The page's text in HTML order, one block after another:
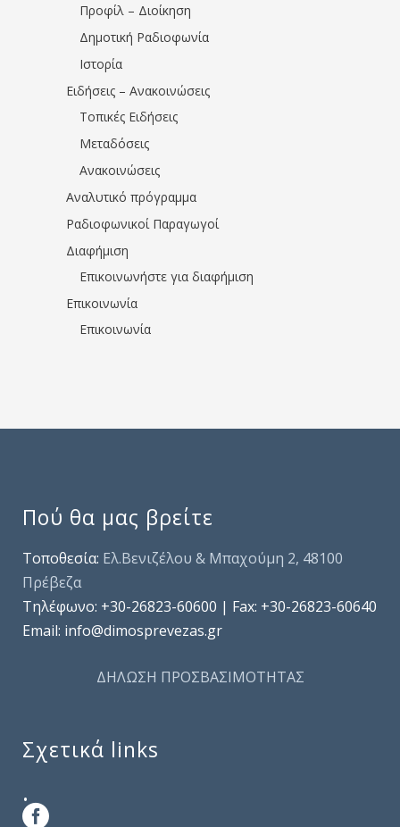
Προφίλ – Διοίκηση
Δημοτική Ραδιοφωνία
Ιστορία
Ειδήσεις – Ανακοινώσεις
Τοπικές Ειδήσεις
Μεταδόσεις
Ανακοινώσεις
Αναλυτικό πρόγραμμα
Ραδιοφωνικοί Παραγωγοί
Διαφήμιση
Επικοινωνήστε για διαφήμιση
Επικοινωνία
Επικοινωνία
Πού θα μας βρείτε
Τοποθεσία: Ελ.Βενιζέλου & Μπαχούμη 2, 48100
Πρέβεζα
Τηλέφωνo: +30-26823-60600 | Fax: +30-26823-60640
Email: info@dimosprevezas.gr
ΔΗΛΩΣΗ ΠΡΟΣΒΑΣΙΜΟΤΗΤΑΣ
Σχετικά links
.